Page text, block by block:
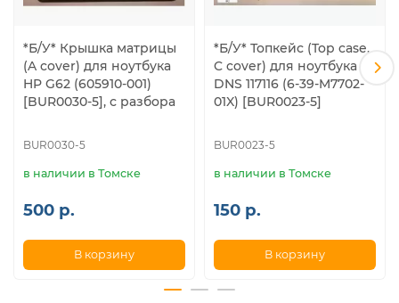
*Б/У* Крышка матрицы
(A cover) для ноутбука
HP G62 (605910-001)
[BUR0030-5], с разбора
BUR0030-5
в наличии в Томске
500 р.
В корзину
*Б/У* Топкейс (Top case,
C cover) для ноутбука
DNS 117116 (6-39-M7702-
01X) [BUR0023-5]
BUR0023-5
в наличии в Томске
150 р.
В корзину